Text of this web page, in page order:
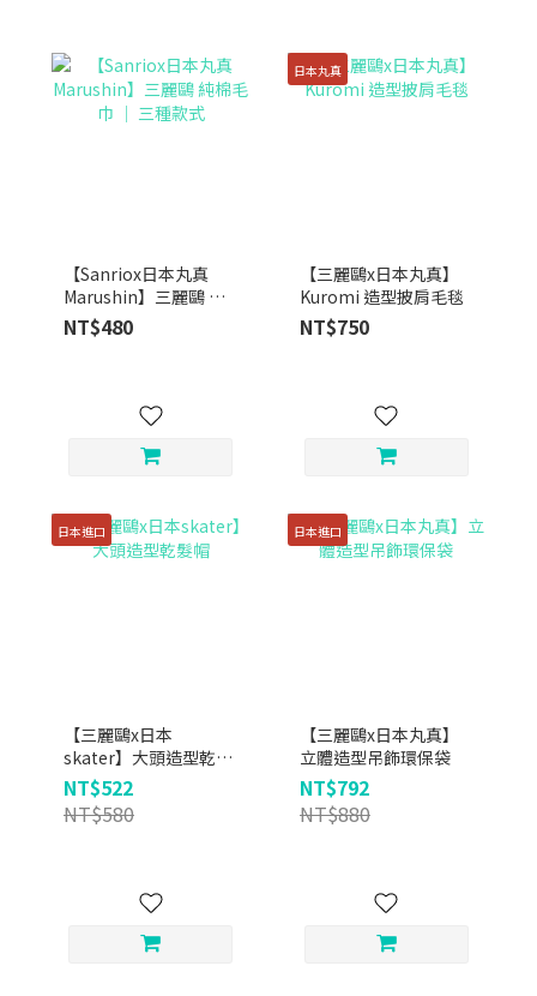
【Sanriox日本丸真
Marushin】三麗鷗 純
棉毛巾 ｜ 三種款式
NT$480
日本丸真
【三麗鷗x日本丸真】
Kuromi 造型披肩毛毯
NT$750
日本進口
【三麗鷗x日本
skater】大頭造型乾髮
帽
NT$522
NT$580
日本進口
【三麗鷗x日本丸真】
立體造型吊飾環保袋
NT$792
NT$880